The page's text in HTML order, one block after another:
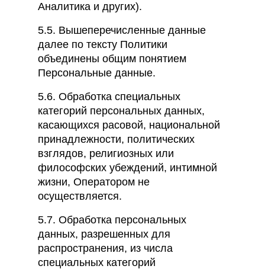
Аналитика и других).
5.5. Вышеперечисленные данные
далее по тексту Политики
объединены общим понятием
Персональные данные.
5.6. Обработка специальных
категорий персональных данных,
касающихся расовой, национальной
принадлежности, политических
взглядов, религиозных или
философских убеждений, интимной
жизни, Оператором не
осуществляется.
5.7. Обработка персональных
данных, разрешенных для
распространения, из числа
специальных категорий